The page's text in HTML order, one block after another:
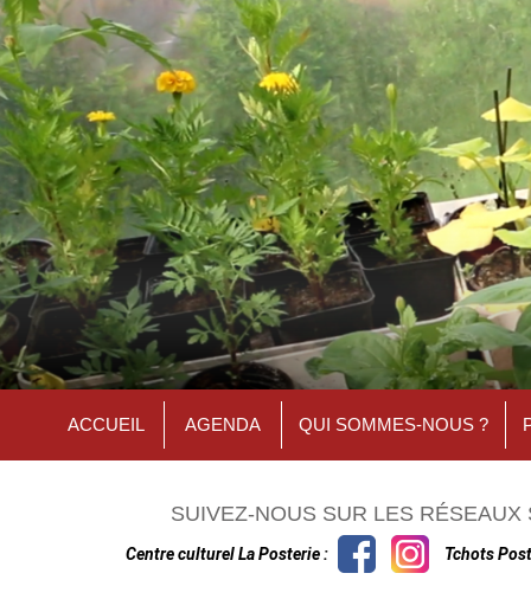
ACCUEIL AGENDA QUI SOMMES-NOUS ?
SUIVEZ-NOUS SUR LES RÉSEAUX
Centre culturel La Posterie : Tchots